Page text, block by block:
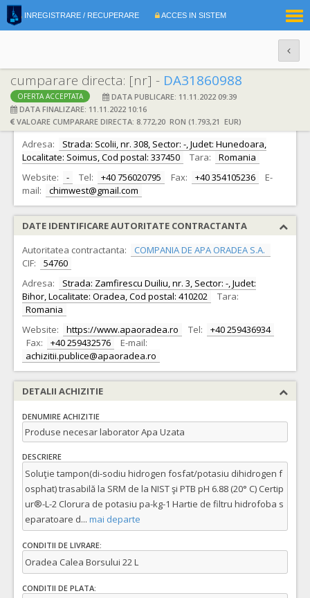
INREGISTRARE / RECUPERARE ACCES IN SISTEM
cumparare directa: [nr] - DA31860988
OFERTA ACCEPTATA
DATA PUBLICARE: 11.11.2022 09:39
DATA FINALIZARE: 11.11.2022 10:16
VALOARE CUMPARARE DIRECTA: 8.772,20 RON (1.793,21 EUR)
DATE IDENTIFICARE OFERTANT
Ofertant: S.C. CHIMWEST S.R.L. CIF: 23764546
Adresa:
Strada: Scolii, nr. 308, Sector: -, Judet: Hunedoara,
Localitate: Soimus, Cod postal: 337450
Tara:
Romania
Website:
- Tel: +40 756020795 Fax: +40 354105236
E-
mail:
chimwest@gmail.com
DATE IDENTIFICARE AUTORITATE CONTRACTANTA
Autoritatea contractanta:
COMPANIA DE APA ORADEA S.A.
CIF:
54760
Adresa:
Strada: Zamfirescu Duiliu, nr. 3, Sector: -, Judet:
Bihor, Localitate: Oradea, Cod postal: 410202
Tara:
Romania
Website:
https://www.apaoradea.ro Tel:
+40 259436934
Fax:
+40 259432576
E-mail:
achizitii.publice@apaoradea.ro
DETALII ACHIZITIE
DENUMIRE ACHIZITIE
Produse necesar laborator Apa Uzata
DESCRIERE
Soluţie tampon(di-sodiu hidrogen fosfat/potasiu dihidrogen f
osphat) trasabilă la SRM de la NIST şi PTB pH 6.88 (20° C) Certip
ur®-L-2 Clorura de potasiu pa-kg-1 Hartie de filtru hidrofoba s
eparatoare d... mai departe
CONDITII DE LIVRARE:
Oradea Calea Borsului 22 L
CONDITII DE PLATA: